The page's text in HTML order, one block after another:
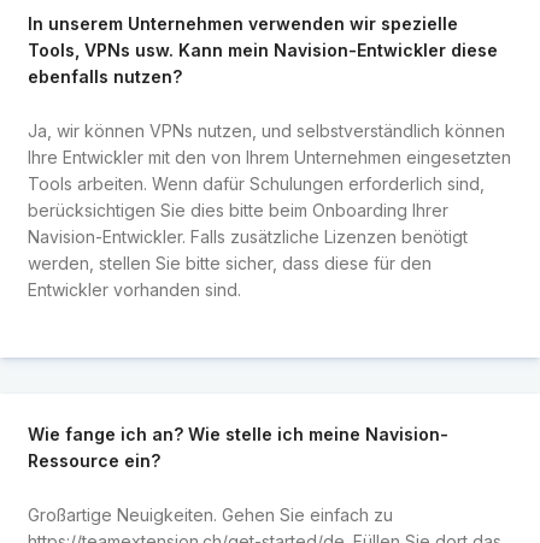
In unserem Unternehmen verwenden wir spezielle
Tools, VPNs usw. Kann mein Navision-Entwickler diese
ebenfalls nutzen?
Ja, wir können VPNs nutzen, und selbstverständlich können
Ihre Entwickler mit den von Ihrem Unternehmen eingesetzten
Tools arbeiten. Wenn dafür Schulungen erforderlich sind,
berücksichtigen Sie dies bitte beim Onboarding Ihrer
Navision-Entwickler. Falls zusätzliche Lizenzen benötigt
werden, stellen Sie bitte sicher, dass diese für den
Entwickler vorhanden sind.
Wie fange ich an? Wie stelle ich meine Navision-
Ressource ein?
Großartige Neuigkeiten. Gehen Sie einfach zu